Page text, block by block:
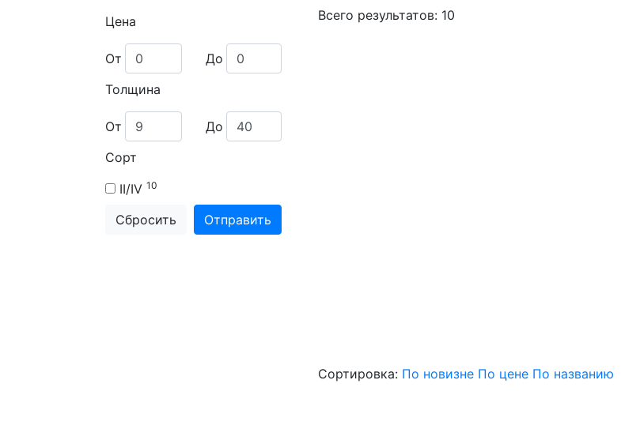
Цена
От
До
Толщина
От
До
Сорт
II/IV 10
Сбросить Отправить
Всего результатов: 10
Сортировка: По новизне По цене По названию